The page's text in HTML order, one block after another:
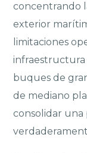
concentrando
exterior
limitaciones
infraestructura
buques de
de mediano
consolidar